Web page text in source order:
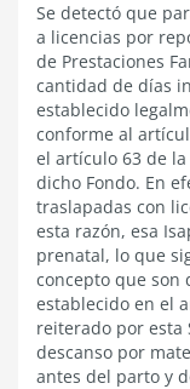
Se detectó que
a licencias por
de Prestaciones
cantidad de días
establecido
conforme al
el artículo 63 de la
dicho Fondo. En
traslapadas con
esta razón, esa
prenatal, lo que
concepto que son
establecido en el
reiterado por esta
descanso por
antes del parto y